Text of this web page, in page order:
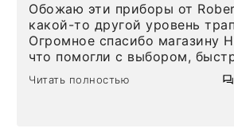
Обожаю эти приборы от
какой-то другой уровень
Огромное спасибо магазину
что помогли с выбором,
доставкой и высоким
была здесь лично, забирала
внутри очень много
Читать полностью